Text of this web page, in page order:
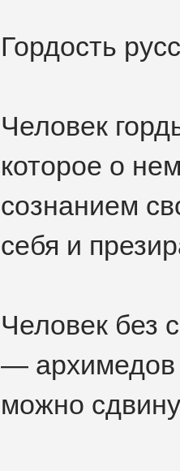
Гордость
Человек
которое о
сознанием
себя и
Человек без
— архимедов
можно